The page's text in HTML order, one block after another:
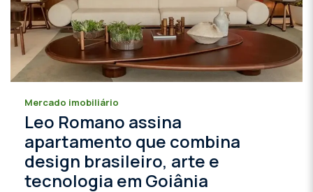
Mercado imobiliário
Leo Romano assina
apartamento que combina
design brasileiro, arte e
tecnologia em Goiânia